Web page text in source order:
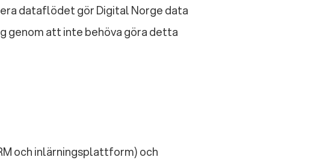
dataflödet gör Digital Norge data
genom att inte behöva göra detta
och inlärningsplattform) och